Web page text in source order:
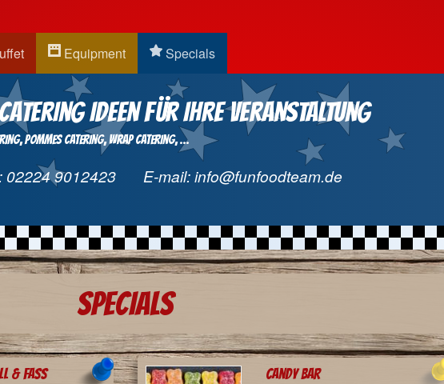
Equipment Specials
Ideen für Ihre Veranstaltung
Pommes Catering Wrap Catering ...
02224 9012423 E-mail:info@funfoodteam.de
Specials
& Fass Candy Bar